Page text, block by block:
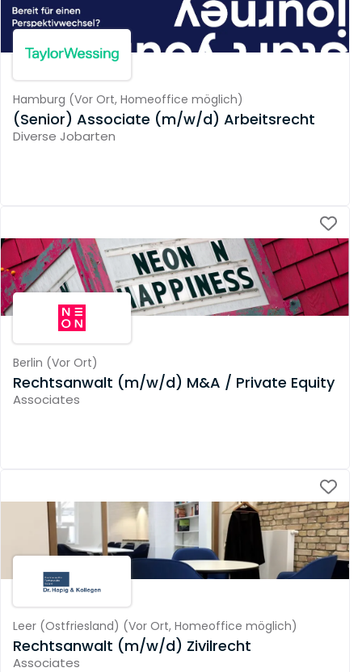
Hamburg (Vor Ort, Homeoffice möglich)
(Senior) Associate (m/w/d) Arbeitsrecht
Diverse Jobarten
Berlin (Vor Ort)
Rechtsanwalt (m/w/d) M&A / Private Equity
Associates
Leer (Ostfriesland) (Vor Ort, Homeoffice möglich)
Rechtsanwalt (m/w/d) Zivilrecht
Associates